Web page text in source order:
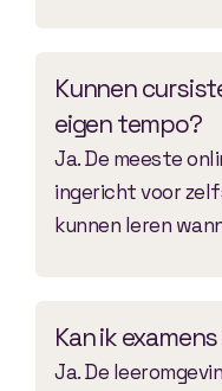
Kunnen
eigen tempo?
Ja. De meeste
ingericht voor
kunnen leren
Kan ik
Ja. De